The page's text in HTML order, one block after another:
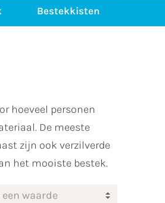
Bestekkisten
hoeveel personen
De meeste
zijn ook verzilverde
het mooiste bestek.
een waarde